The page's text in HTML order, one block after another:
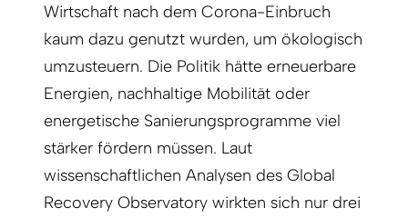
Wirtschaft nach dem Corona-Einbruch
kaum dazu genutzt wurden, um ökologisch
umzusteuern. Die Politik hätte erneuerbare
Energien, nachhaltige Mobilität oder
energetische Sanierungsprogramme viel
stärker fördern müssen. Laut
wissenschaftlichen Analysen des Global
Recovery Observatory wirkten sich nur drei